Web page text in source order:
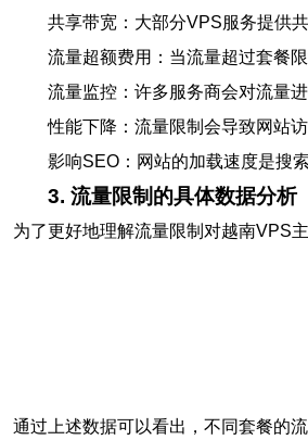
共享带宽：大部分VPS服务提供
流量超额费用：当流量超过套餐
流量监控：许多服务商会对流量
性能下降：流量限制会导致网站
影响SEO：网站的加载速度是搜
3. 流量限制的具体数据分析
为了更好地理解流量限制对越南VPS
通过上述数据可以看出，不同套餐的